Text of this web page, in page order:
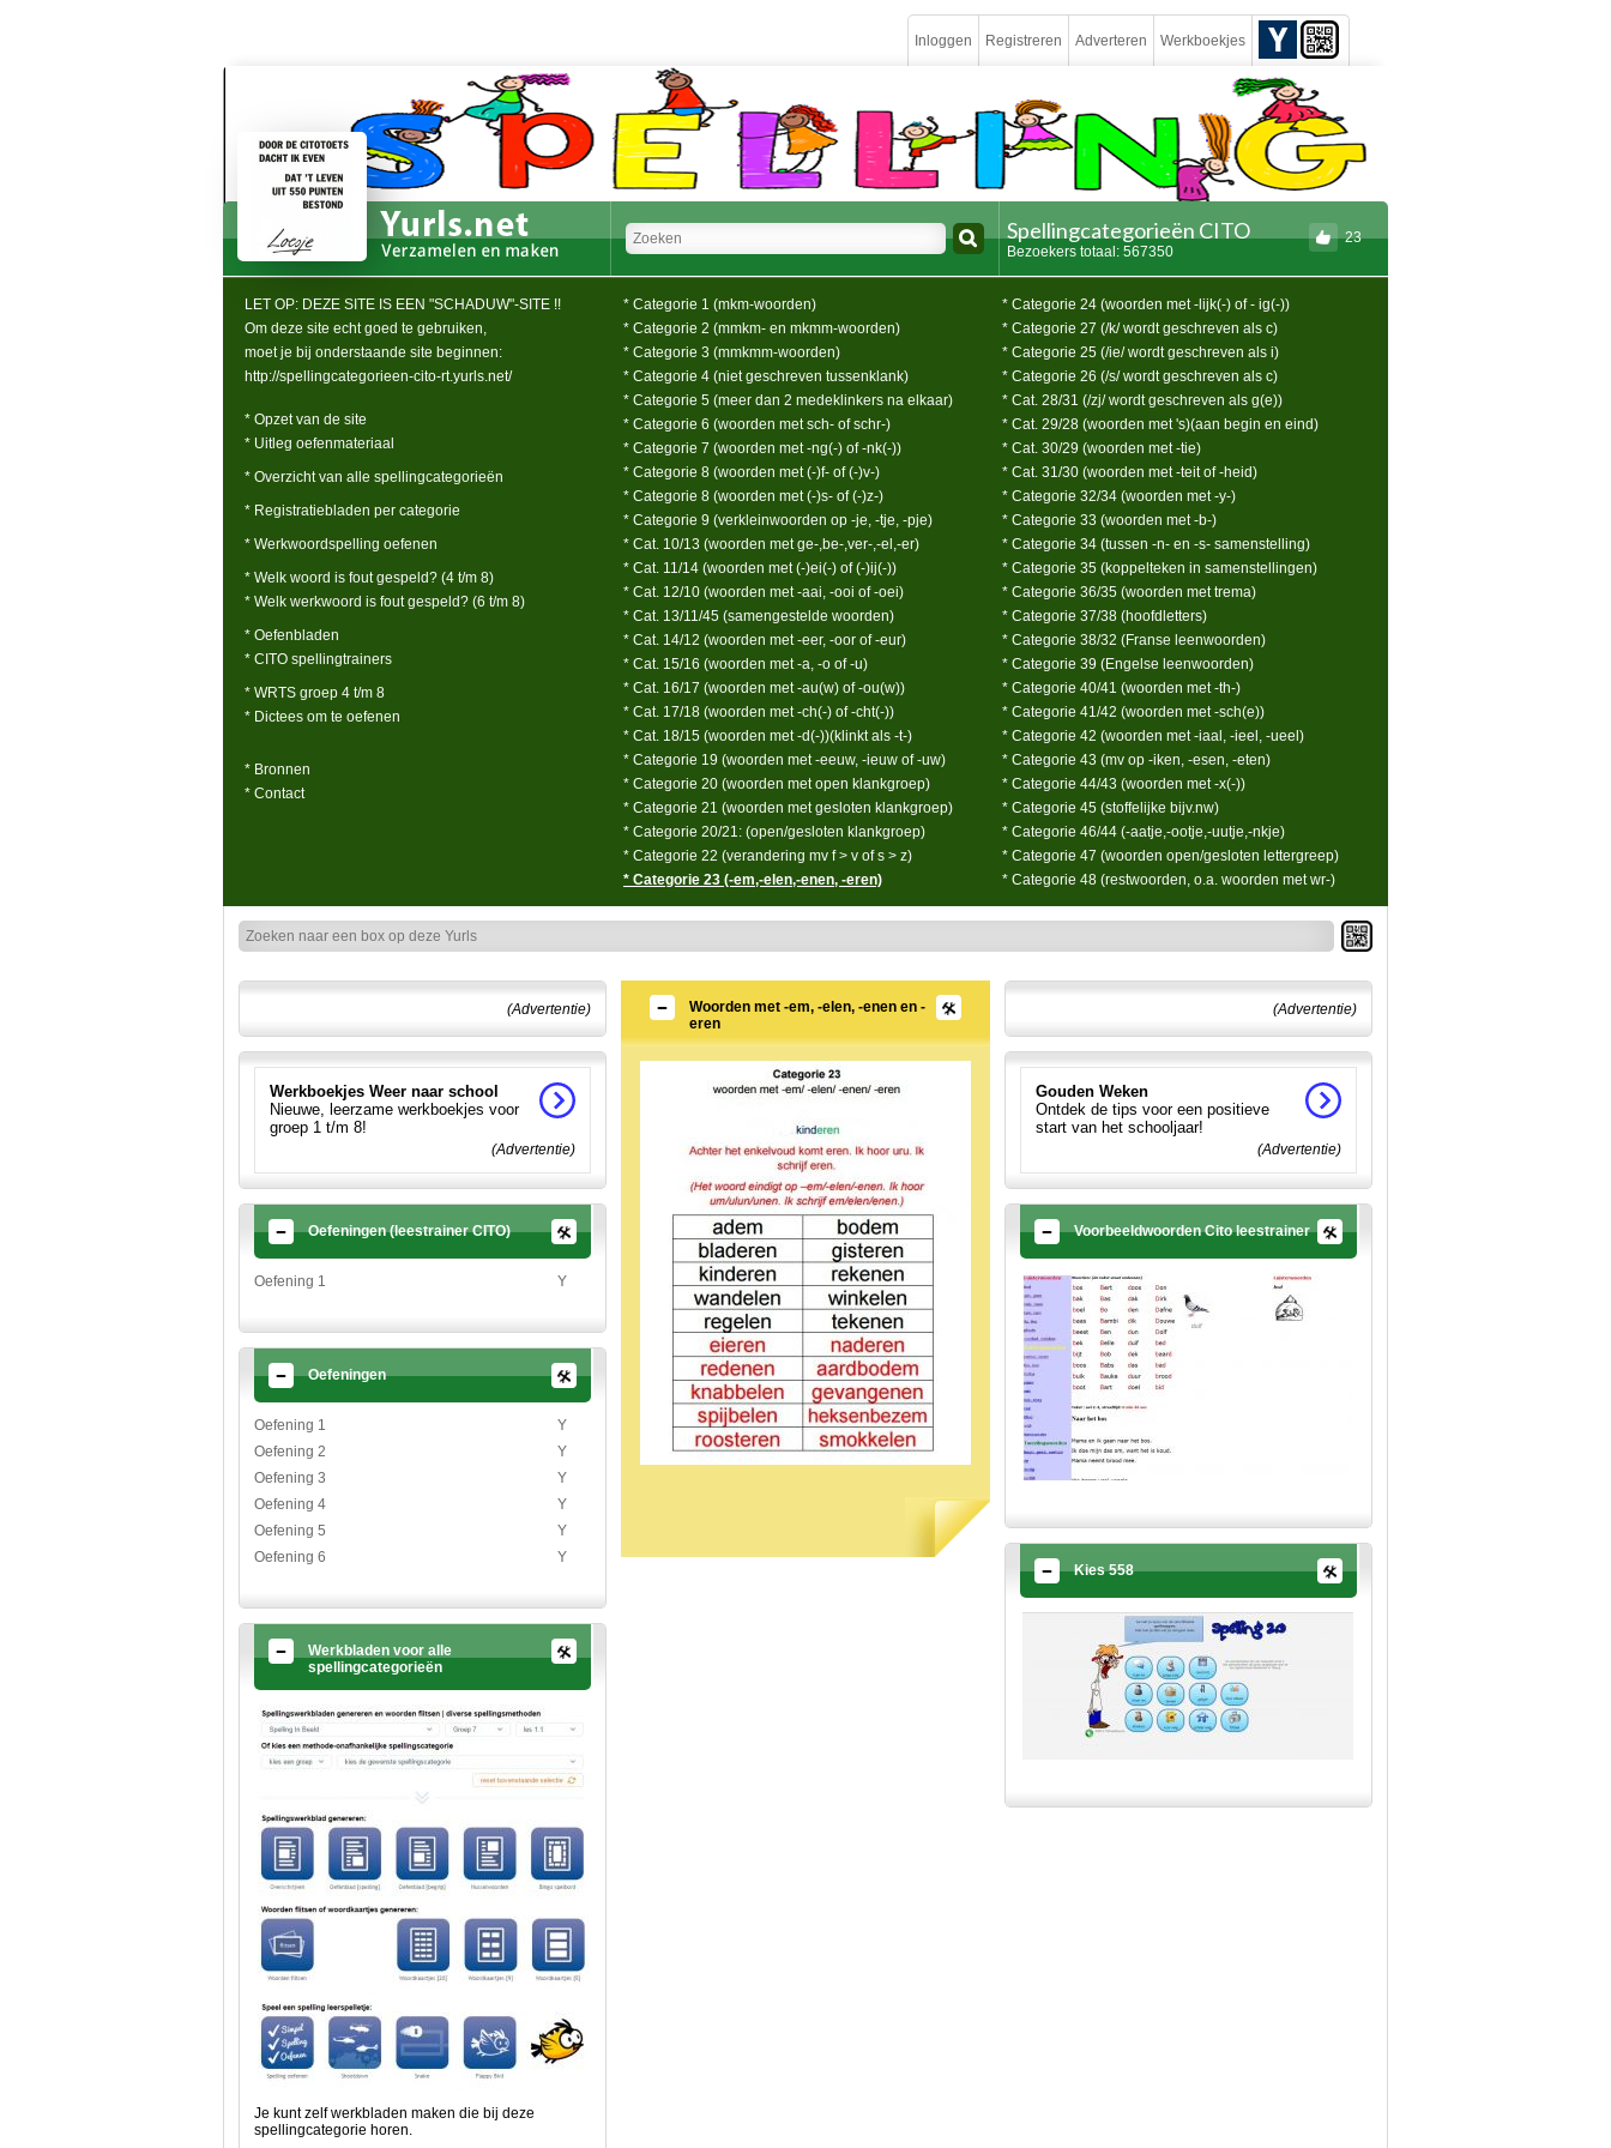
Inloggen Registreren Adverteren Werkboekjes
23
Spellingcategorieën CITO
Bezoekers totaal: 567350
LET OP: DEZE SITE IS EEN "SCHADUW"-SITE !!
Om deze site echt goed te gebruiken,
moet je bij onderstaande site beginnen:
http://spellingcategorieen-cito-rt.yurls.net/
* Opzet van de site
* Uitleg oefenmateriaal
* Overzicht van alle spellingcategorieën
* Registratiebladen per categorie
* Werkwoordspelling oefenen
* Welk woord is fout gespeld? (4 t/m 8)
* Welk werkwoord is fout gespeld? (6 t/m 8)
* Oefenbladen
* CITO spellingtrainers
* WRTS groep 4 t/m 8
* Dictees om te oefenen
* Bronnen
* Contact
* Categorie 1 (mkm-woorden)
* Categorie 2 (mmkm- en mkmm-woorden)
* Categorie 3 (mmkmm-woorden)
* Categorie 4 (niet geschreven tussenklank)
* Categorie 5 (meer dan 2 medeklinkers na elkaar)
* Categorie 6 (woorden met sch- of schr-)
* Categorie 7 (woorden met -ng(-) of -nk(-))
* Categorie 8 (woorden met (-)f- of (-)v-)
* Categorie 8 (woorden met (-)s- of (-)z-)
* Categorie 9 (verkleinwoorden op -je, -tje, -pje)
* Cat. 10/13 (woorden met ge-,be-,ver-,-el,-er)
* Cat. 11/14 (woorden met (-)ei(-) of (-)ij(-))
* Cat. 12/10 (woorden met -aai, -ooi of -oei)
* Cat. 13/11/45 (samengestelde woorden)
* Cat. 14/12 (woorden met -eer, -oor of -eur)
* Cat. 15/16 (woorden met -a, -o of -u)
* Cat. 16/17 (woorden met -au(w) of -ou(w))
* Cat. 17/18 (woorden met -ch(-) of -cht(-))
* Cat. 18/15 (woorden met -d(-))(klinkt als -t-)
* Categorie 19 (woorden met -eeuw, -ieuw of -uw)
* Categorie 20 (woorden met open klankgroep)
* Categorie 21 (woorden met gesloten klankgroep)
* Categorie 20/21: (open/gesloten klankgroep)
* Categorie 22 (verandering mv f > v of s > z)
* Categorie 23 (-em,-elen,-enen, -eren)
* Categorie 24 (woorden met -lijk(-) of - ig(-))
* Categorie 27 (/k/ wordt geschreven als c)
* Categorie 25 (/ie/ wordt geschreven als i)
* Categorie 26 (/s/ wordt geschreven als c)
* Cat. 28/31 (/zj/ wordt geschreven als g(e))
* Cat. 29/28 (woorden met 's)(aan begin en eind)
* Cat. 30/29 (woorden met -tie)
* Cat. 31/30 (woorden met -teit of -heid)
* Categorie 32/34 (woorden met -y-)
* Categorie 33 (woorden met -b-)
* Categorie 34 (tussen -n- en -s- samenstelling)
* Categorie 35 (koppelteken in samenstellingen)
* Categorie 36/35 (woorden met trema)
* Categorie 37/38 (hoofdletters)
* Categorie 38/32 (Franse leenwoorden)
* Categorie 39 (Engelse leenwoorden)
* Categorie 40/41 (woorden met -th-)
* Categorie 41/42 (woorden met -sch(e))
* Categorie 42 (woorden met -iaal, -ieel, -ueel)
* Categorie 43 (mv op -iken, -esen, -eten)
* Categorie 44/43 (woorden met -x(-))
* Categorie 45 (stoffelijke bijv.nw)
* Categorie 46/44 (-aatje,-ootje,-uutje,-nkje)
* Categorie 47 (woorden open/gesloten lettergreep)
* Categorie 48 (restwoorden, o.a. woorden met wr-)
(Advertentie)
Werkboekjes Weer naar school
Nieuwe, leerzame werkboekjes voor
groep 1 t/m 8!
(Advertentie)
Oefeningen (leestrainer CITO)
Oefening 1 Y
Oefeningen
Oefening 1
Y
Oefening 2
Y
Oefening 3
Y
Oefening 4
Y
Oefening 5
Y
Oefening 6
Y
Werkbladen voor alle
spellingcategorieën
Je kunt zelf werkbladen maken die bij deze
spellingcategorie horen.
Woorden met -em, -elen, -enen en -
eren
(Advertentie)
Gouden Weken
Ontdek de tips voor een positieve
start van het schooljaar!
(Advertentie)
Voorbeeldwoorden Cito leestrainer
Kies 558